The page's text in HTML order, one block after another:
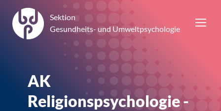
Sektion
Gesundheits- und Umweltpsychologie
AK
Religionspsychologie -